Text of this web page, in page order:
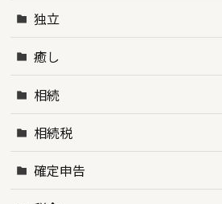
独立
癒し
相続
相続税
確定申告